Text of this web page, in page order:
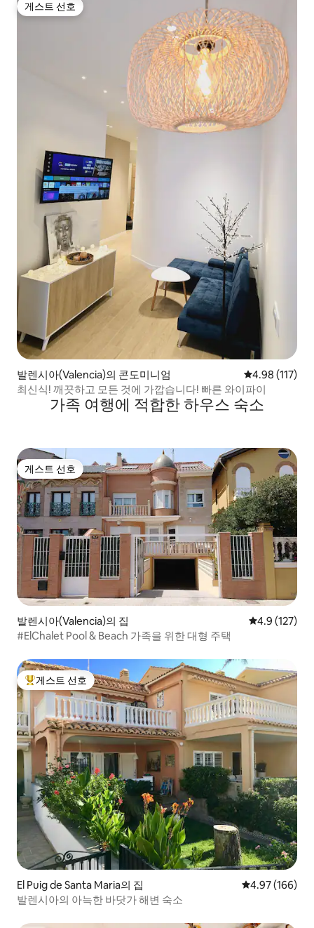
게스트 선호
게스트 선호
발렌시아(Valencia)의 콘도미니엄 평점 4.98점(5
4.98 (117)
최신식! 깨끗하고 모든 것에 가깝습니다! 빠른 와이파이
가족 여행에 적합한 하우스 숙소
게스트 선호
게스트 선호
발렌시아(Valencia)의 집 평점 4.9점(5
4.9 (127)
#ElChalet Pool & Beach 가족을 위한 대형 주택
상위 게스트 선호
게스트 선호
El Puig de Santa Maria의 집 평점 4.97점(5
4.97 (166)
발렌시아의 아늑한 바닷가 해변 숙소